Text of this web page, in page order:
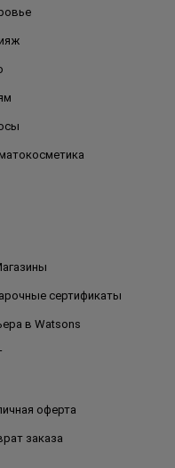
сертификаты
в Watsons
оферта
заказа